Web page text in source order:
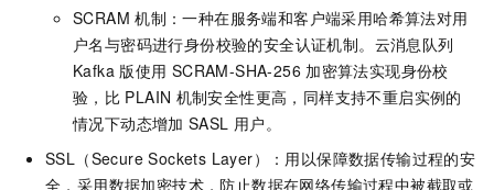
SCRAM 机制：一种在服务端和客户端采用哈希算法对用
户名与密码进行身份校验的安全认证机制。 云消息队列
Kafka 版使用 SCRAM-SHA-256 加密算法实现身份校
验，比 PLAIN 机制安全性更高，同样支持不重启实例的
情况下动态增加 SASL 用户。
SSL（Secure Sockets Layer）：用以保障数据传输过程的安
全，采用数据加密技术，防止数据在网络传输过程中被截取或